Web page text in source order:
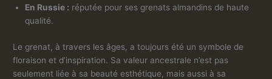
En Russie : réputée pour ses grenats almandins de haute
qualité.
Le grenat, à travers les âges, a toujours été un symbole de
floraison et d’inspiration. Sa valeur ancestrale n’est pas
seulement liée à sa beauté esthétique, mais aussi à sa